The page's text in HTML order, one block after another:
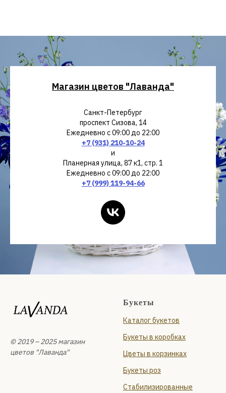
Магазин цветов "Лаванда"
Санкт-Петербург
проспект Сизова, 14
Ежедневно с 09:00 до 22:00
+7 (931) 210-10-24
и
Планерная улица, 87 к1, стр. 1
Ежедневно с 09:00 до 22:00
+7 (999) 119-94-66
© 2019 – 2025 магазин
цветов "Лаванда"
Букеты
Каталог букетов
Букеты в коробках
Цветы в корзинках
Букеты роз
Стабилизированные